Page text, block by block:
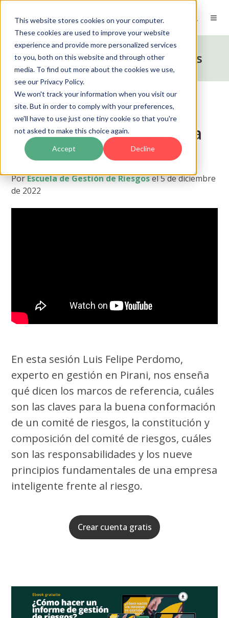
This website stores cookies on your computer.
These cookies are used to improve your website
experience and provide more personalized services
to you, both on this website and through other
media. To find out more about the cookies we use,
see our Privacy Policy.
We won't track your information when you visit our
site. But in order to comply with your preferences,
we'll have to use just one tiny cookie so that you're
not asked to make this choice again.
Accept Decline
ES
Escuela de Gestión de Riesgos
Cómo generar un
informe de riesgos para
la junta directiva
PorEscuela de Gestión de Riesgosel 5 de diciembre
de 2022
En esta sesión Luis Felipe Perdomo,
experto en gestión en Pirani, nos enseña
qué dicen los marcos de referencia, cuáles
son las claves para la buena conformación
de un comité de riesgos, la constitución y
composición del comité de riesgos, cuáles
son las responsabilidades y los nueve
principios fundamentales de una empresa
inteligente frente al riesgo.
Crear cuenta gratis